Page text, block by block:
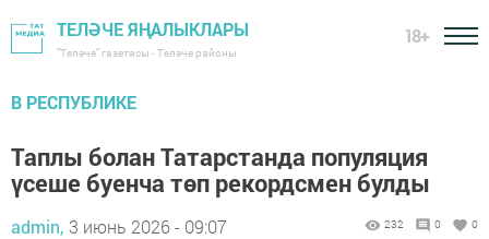
ТЕЛӘЧЕ ЯҢАЛЫКЛАРЫ
"Теләче" газетасы - Теләче районы
18+
В РЕСПУБЛИКЕ
Таплы болан Татарстанда популяция
үсеше буенча төп рекордсмен булды
admin, 3 июнь 2026 - 09:07 232 0 0